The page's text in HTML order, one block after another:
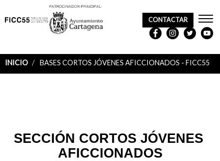
REDES
SOCIALES
CONTACTAR
Sobrescribir
ayuda
INICIO BASES CORTOS JÓVENES AFICCIONADOS - FICC55
SECCIÓN CORTOS JÓVENES
AFICCIONADOS